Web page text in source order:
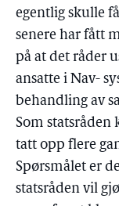
egentlig skulle
senere har fått
på at det råder
ansatte i Nav-
behandling av
Som
tatt opp flere
Spørsmålet er
statsråden vil